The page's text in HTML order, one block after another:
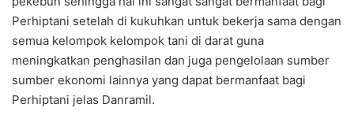
Perhiptani setelah di kukuhkan untuk bekerja sama dengan
semua kelompok kelompok tani di darat guna
meningkatkan penghasilan dan juga pengelolaan sumber
sumber ekonomi lainnya yang dapat bermanfaat bagi
Perhiptani jelas Danramil.